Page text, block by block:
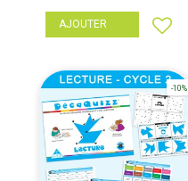
AJOUTER
-10%